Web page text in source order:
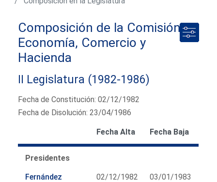
Composición de la Comisión de
Economía, Comercio y
Hacienda
II Legislatura (1982-1986)
Fecha de Constitución: 02/12/1982
Fecha de Disolución: 23/04/1986
Fecha Alta Fecha Baja
Presidentes
Fernández
02/12/1982 03/01/1983